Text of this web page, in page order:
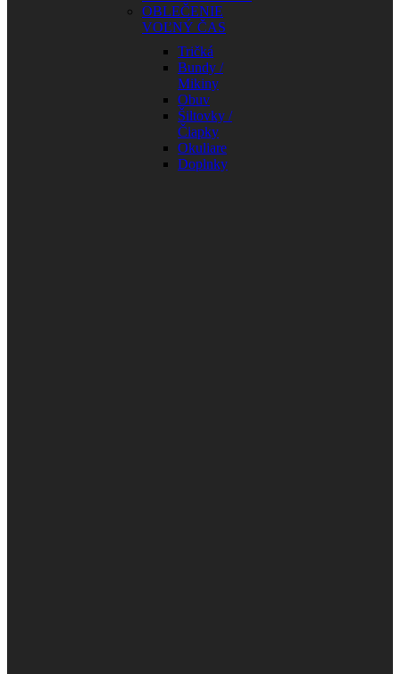
OBLEČENIE
VOĽNÝ ČAS
Tričká
Bundy /
Mikiny
Obuv
Šiltovky /
Čiapky
Okuliare
Doplnky